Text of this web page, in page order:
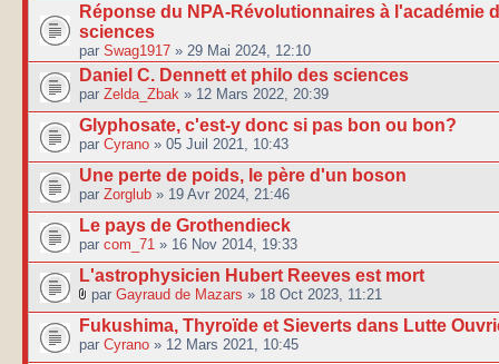
Réponse du NPA-Révolutionnaires à l'académie
sciences
par Swag1917 » 29 Mai 2024, 12:10
Daniel C. Dennett et philo des sciences
par Zelda_Zbak » 12 Mars 2022, 20:39
Glyphosate, c'est-y donc si pas bon ou bon?
par Cyrano » 05 Juil 2021, 10:43
Une perte de poids, le père d'un boson
par Zorglub » 19 Avr 2024, 21:46
Le pays de Grothendieck
par com_71 » 16 Nov 2014, 19:33
L'astrophysicien Hubert Reeves est mort
par Gayraud de Mazars » 18 Oct 2023, 11:21
Fukushima, Thyroïde et Sieverts dans Lutte
par Cyrano » 12 Mars 2021, 10:45